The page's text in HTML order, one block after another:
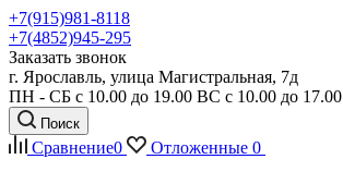
+7(915)981-8118
+7(4852)945-295
Заказать звонок
г. Ярославль, улица Магистральная, 7д
ПН - СБ с 10.00 до 19.00 ВС с 10.00 до 17.00
Поиск
Сравнение0 Отложенные 0